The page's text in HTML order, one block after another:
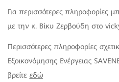
Για περισσότερες πληροφορίες
με την κ. Βίκυ Ζερβούδη στο
Περισσότερες πληροφορίες
Εξοικονόμησης Ενέργειας
βρείτε εδώ